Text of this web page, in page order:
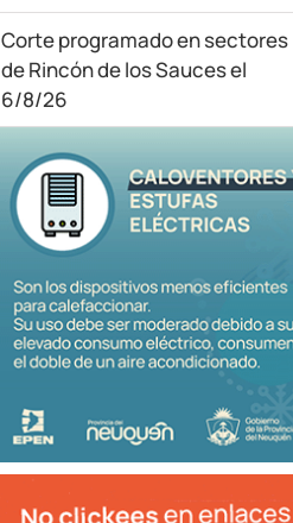
Corte programado en sectores
de Rincón de los Sauces el
6/8/26